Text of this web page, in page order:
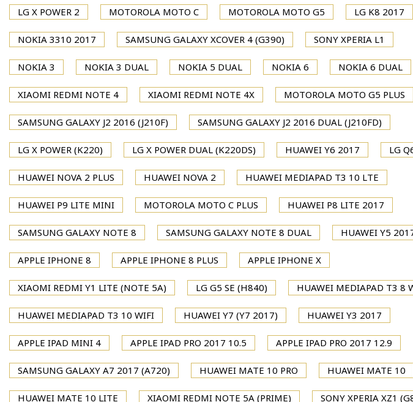
LG X POWER 2 MOTOROLA MOTO C MOTOROLA MOTO G5 LG K8 2017
NOKIA 3310 2017 SAMSUNG GALAXY XCOVER 4 (G390) SONY XPERIA L1
NOKIA 3 NOKIA 3 DUAL NOKIA 5 DUAL NOKIA 6 NOKIA 6 DUAL
XIAOMI REDMI NOTE 4 XIAOMI REDMI NOTE 4X MOTOROLA MOTO G5 PLUS
SAMSUNG GALAXY J2 2016 (J210F) SAMSUNG GALAXY J2 2016 DUAL (J210FD)
LG X POWER (K220) LG X POWER DUAL (K220DS) HUAWEI Y6 2017 LG
HUAWEI NOVA 2 PLUS HUAWEI NOVA 2 HUAWEI MEDIAPAD T3 10 LTE
HUAWEI P9 LITE MINI MOTOROLA MOTO C PLUS HUAWEI P8 LITE 2017
SAMSUNG GALAXY NOTE 8 SAMSUNG GALAXY NOTE 8 DUAL HUAWEI Y5
APPLE IPHONE 8 APPLE IPHONE 8 PLUS APPLE IPHONE X
XIAOMI REDMI Y1 LITE (NOTE 5A) LG G5 SE (H840) HUAWEI MEDIAPAD T3 8
HUAWEI MEDIAPAD T3 10 WIFI HUAWEI Y7 (Y7 2017) HUAWEI Y3 2017
APPLE IPAD MINI 4 APPLE IPAD PRO 2017 10.5 APPLE IPAD PRO 2017 12.9
SAMSUNG GALAXY A7 2017 (A720) HUAWEI MATE 10 PRO HUAWEI MATE 10
HUAWEI MATE 10 LITE XIAOMI REDMI NOTE 5A (PRIME) SONY XPERIA XZ1